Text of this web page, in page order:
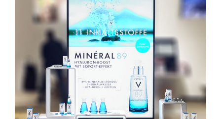
Gestaltung eines Muster-
Schaufensters für die Messe
Expopharm